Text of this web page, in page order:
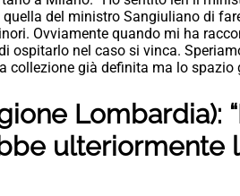
quella del ministro Sangiuliano di
Ovviamente quando mi ha
ospitarlo nel caso si vinca.
collezione già definita ma lo
Lombardia):
ulteriormente